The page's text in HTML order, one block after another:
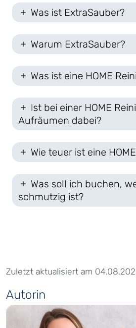
Was ist ExtraSauber?
Warum ExtraSauber?
Was ist eine HOME
Ist bei einer HOME
Aufräumen dabei?
Wie teuer ist eine
Was soll ich buchen,
schmutzig ist?
Zuletzt aktualisiert am
Autorin